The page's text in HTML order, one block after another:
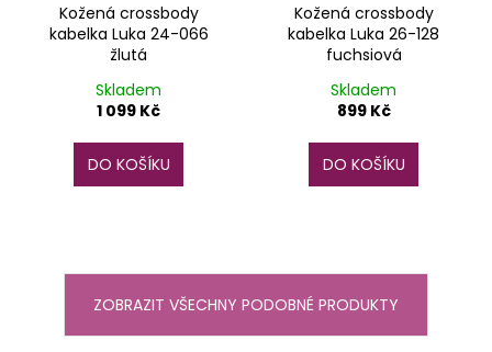
Kožená crossbody
kabelka Luka 24-066
žlutá
Skladem
1 099 Kč
DO KOŠÍKU
Kožená crossbody
kabelka Luka 26-128
fuchsiová
Skladem
899 Kč
DO KOŠÍKU
ZOBRAZIT VŠECHNY PODOBNÉ PRODUKTY